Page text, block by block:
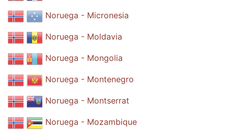
Noruega - Micronesia
Noruega - Moldavia
Noruega - Mongolia
Noruega - Montenegro
Noruega - Montserrat
Noruega - Mozambique